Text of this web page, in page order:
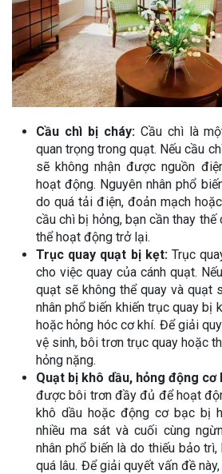
Cầu chì bị cháy:Cầu chì là
quan trọng trong quạt. Nếu cầu
sẽ không nhận được nguồn
hoạt động. Nguyên nhân phổ
do quá tải điện, đoản mạch
cầu chì bị hỏng, bạn cần thay
thể hoạt động trở lại.
Trục quay quạt bị kẹt: Trục
cho việc quay của cánh quạt.
quạt sẽ không thể quay và quạt
nhân phổ biến khiến trục quay bị
hoặc hỏng hóc cơ khí. Để giải
vệ sinh, bôi trơn trục quay hoặc
hỏng nặng.
Quạt bị khô dầu, hỏng động cơ
được bôi trơn đầy đủ để hoạt
khô dầu hoặc động cơ bạc bị
nhiều ma sát và cuối cùng
nhân phổ biến là do thiếu bảo
quá lâu. Để giải quyết vấn đề